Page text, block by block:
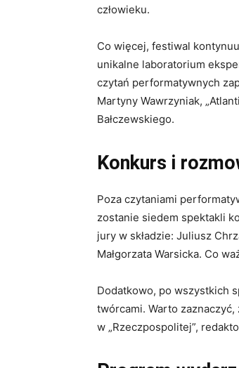
człowieku.
Co więcej, festiwal
unikalne laboratorium
czytań performatywnych
Martyny Wawrzyniak,
Bałczewskiego.
Konkurs i
Poza czytaniami
zostanie siedem spektakli
jury w składzie: Juliusz
Małgorzata Warsicka. Co
Dodatkowo, po wszystkich
twórcami. Warto
w „Rzeczpospolitej”,